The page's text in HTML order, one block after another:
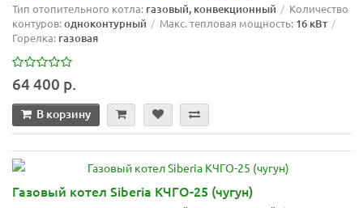
Тип отопительного котла: газовый, конвекционный
Количество
контуров:одноконтурный Макс. тепловая мощность: 16 кВт
Горелка: газовая
64 400 р.
В корзину
Газовый котел Siberia КЧГО-25 (чугун)